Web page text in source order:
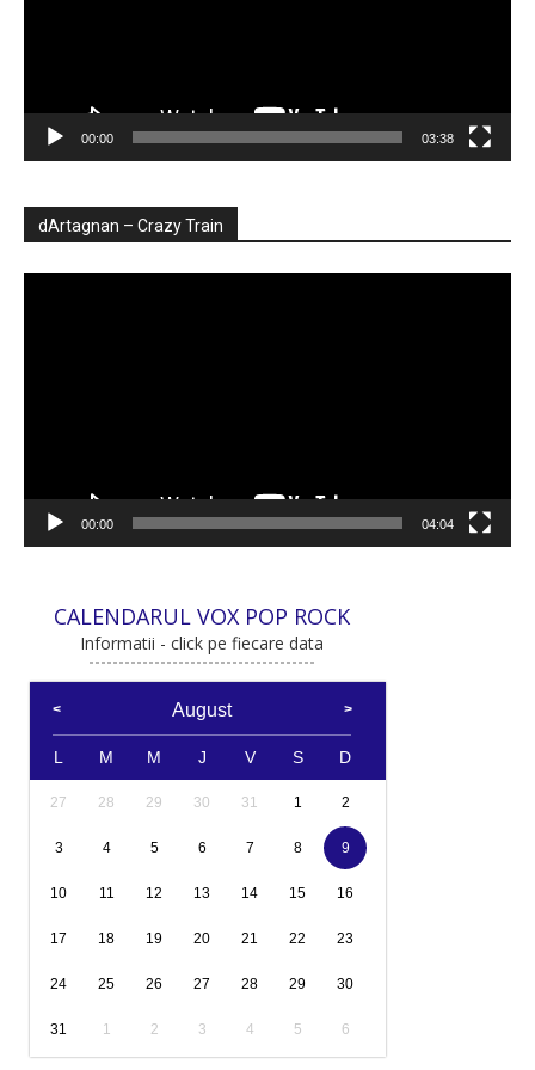
00:00 03:38
dArtagnan – Crazy Train
00:00 04:04
CALENDARUL VOX POP ROCK
Informatii - click pe fiecare data
August
L M M J V S D
27 28 29 30 31 1 2
3 4 5 6 7 8 9
10 11 12 13 14 15 16
17 18 19 20 21 22 23
24 25 26 27 28 29 30
31 1 2 3 4 5 6